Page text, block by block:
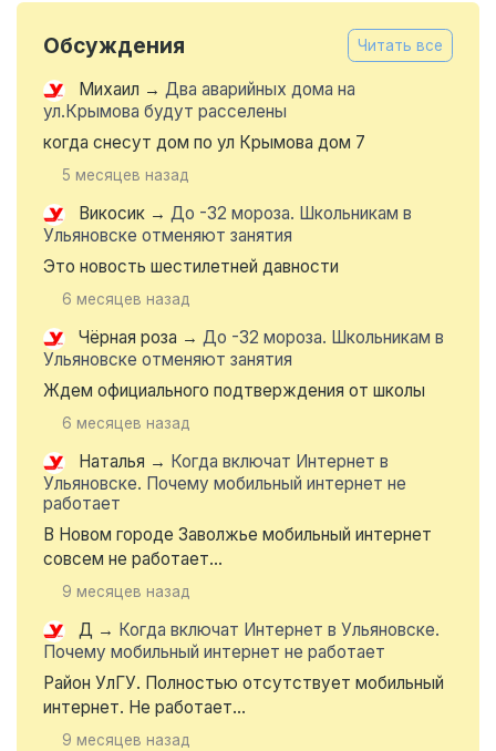
Обсуждения Читать все
Михаил → Два аварийных дома на
ул.Крымова будут расселены
когда снесут дом по ул Крымова дом 7
5 месяцев назад
Викосик → До -32 мороза. Школьникам в
Ульяновске отменяют занятия
Это новость шестилетней давности
6 месяцев назад
Чёрная роза → До -32 мороза. Школьникам в
Ульяновске отменяют занятия
Ждем официального подтверждения от школы
6 месяцев назад
Наталья → Когда включат Интернет в
Ульяновске. Почему мобильный интернет не
работает
В Новом городе Заволжье мобильный интернет
совсем не работает...
9 месяцев назад
Д → Когда включат Интернет в Ульяновске.
Почему мобильный интернет не работает
Район УлГУ. Полностью отсутствует мобильный
интернет. Не работает...
9 месяцев назад